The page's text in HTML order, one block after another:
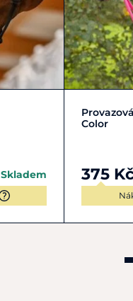
Skladem
COB |
Color
375